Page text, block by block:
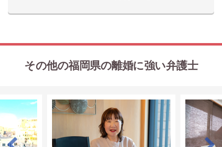
その他の福岡県の離婚に強い弁護士